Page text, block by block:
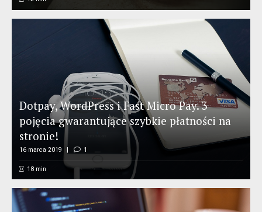
Dotpay, WordPress i Fast Micro Pay. 3
pojęcia gwarantujące szybkie płatności na
stronie!
16 marca 2019 1
18min